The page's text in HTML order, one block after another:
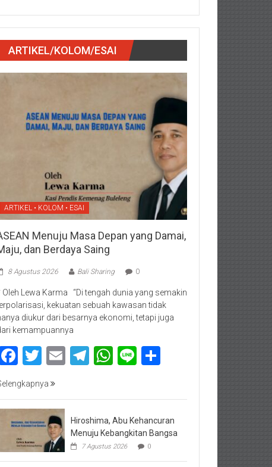
ARTIKEL/KOLOM/ESAI
ARTIKEL • KOLOM • ESAI
Menuju Masa Depan yang Damai,
dan Berdaya Saing
8 Agustus 2026 Bali Sharing 0
Oleh Lewa Karma “Di tengah dunia yang semakin
kekuatan sebuah kawasan tidak
diukur dari besarnya ekonomi, tetapi juga
kemampuannya
Facebook
Twitter
EmailTelegram
WhatsApp
Line
Hiroshima, Abu Kehancuran
Menuju Kebangkitan Bangsa
7 Agustus 2026 0